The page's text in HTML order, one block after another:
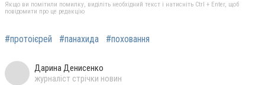
Якщо ви помітили помилку, виділіть необхідний текст і натисніть Ctrl + Enter, щоб
повідомити про це редакцію
#протоієрей #панахида #поховання
Дарина Денисенко
журналіст стрічки новин